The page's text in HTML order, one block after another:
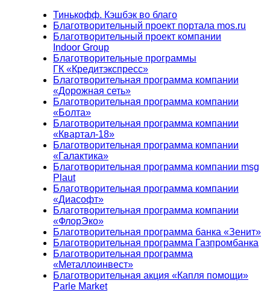
Тинькофф. Кэшбэк во благо
Благотворительный проект портала mos.ru
Благотворительный проект компании
Indoor Group
Благотворительные программы
ГК «Кредитэкспресс»
Благотворительная программа компании
«Дорожная сеть»
Благотворительная программа компании
«Болта»
Благотворительная программа компании
«Квартал-18»
Благотворительная программа компании
«Галактика»
Благотворительная программа компании msg
Plaut
Благотворительная программа компании
«Диасофт»
Благотворительная программа компании
«ФлорЭко»
Благотворительная программа банка «Зенит»
Благотворительная программа Газпромбанка
Благотворительная программа
«Металлоинвест»
Благотворительная акция «Капля помощи»
Parle Market